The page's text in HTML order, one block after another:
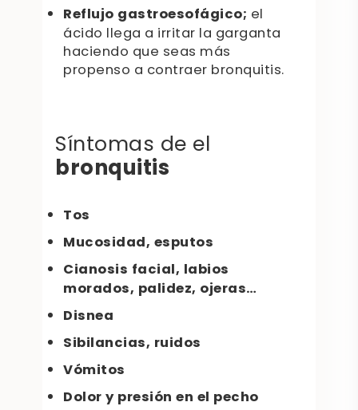
Reflujo gastroesofágico; el
ácido llega a irritar la garganta
haciendo que seas más
propenso a contraer bronquitis.
Síntomas de el
bronquitis
Tos
Mucosidad, esputos
Cianosis facial, labios
morados, palidez, ojeras…
Disnea
Sibilancias, ruidos
Vómitos
Dolor y presión en el pecho